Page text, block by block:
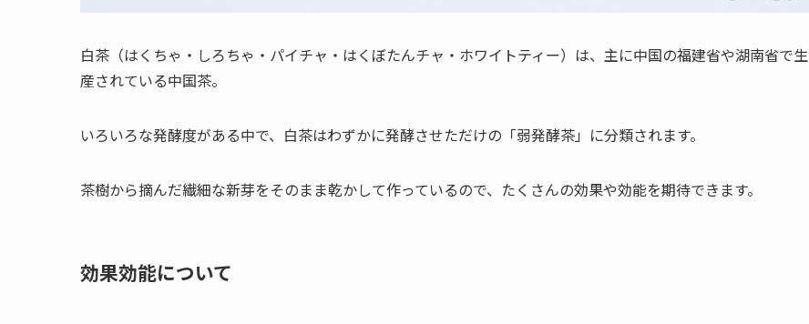
白茶（はくちゃ・しろちゃ・パイチャ・はくぼたんチャ・ホワイトティー）は、主に中国の福建省や湖南省で生
産されている中国茶。
いろいろな発酵度がある中で、白茶はわずかに発酵させただけの「弱発酵茶」に分類されます。
茶樹から摘んだ繊細な新芽をそのまま乾かして作っているので、たくさんの効果や効能を期待できます。
効果効能について